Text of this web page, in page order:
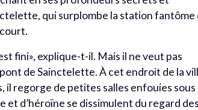
qui surplombe la station fantôme
fini», explique-t-il. Mais il ne veut pas
de Sainctelette. À cet endroit de la
il regorge de petites salles enfouies sous
et d’héroïne se dissimulent du regard des